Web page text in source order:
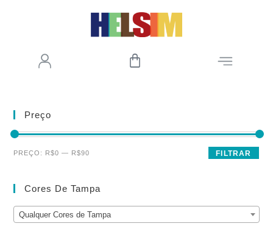
Preço
FILTRAR
PREÇO: R$0 — R$90
Cores De Tampa
Qualquer Cores de Tampa